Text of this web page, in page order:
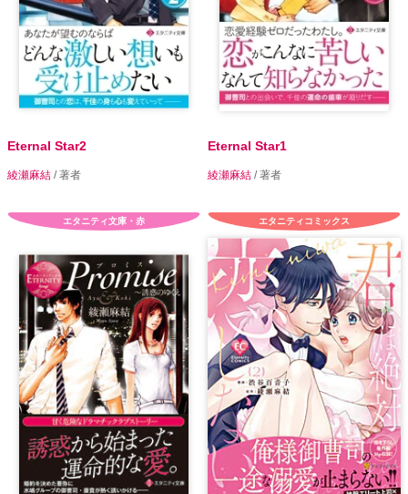
Eternal Star2
綾瀬麻結 / 著者
Eternal Star1
綾瀬麻結 / 著者
エタニティ文庫・赤 エタニティコミックス